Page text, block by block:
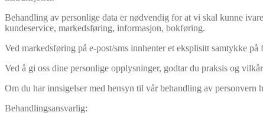
Behandling av personlige data er nødvendig for at vi skal kunne
kundeservice, markedsføring, informasjon, bokføring.
Ved markedsføring på e-post/sms innhenter et eksplisitt samtykke på
Ved å gi oss dine personlige opplysninger, godtar du praksis og
Om du har innsigelser med hensyn til vår behandling av personvern
Behandlingsansvarlig: